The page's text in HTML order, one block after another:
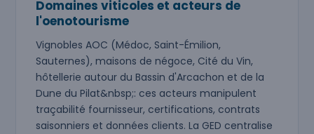
Domaines viticoles et acteurs de
l'oenotourisme
Vignobles AOC (Médoc, Saint-Émilion,
Sauternes), maisons de négoce, Cité du Vin,
hôtellerie autour du Bassin d'Arcachon et de la
Dune du Pilat&nbsp;: ces acteurs manipulent
traçabilité fournisseur, certifications, contrats
saisonniers et données clients. La GED centralise